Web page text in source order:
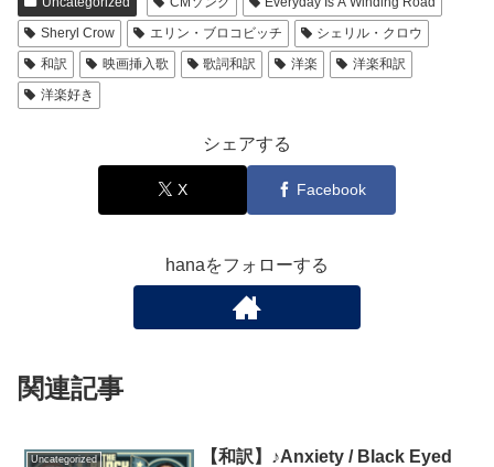
Sheryl Crow
エリン・ブロコビッチ
シェリル・クロウ
和訳
映画挿入歌 歌詞和訳 洋楽
洋楽和訳
洋楽好き
シェアする
X Facebook
hanaをフォローする
関連記事
Uncategorized
【和訳】♪Anxiety / Black Eyed